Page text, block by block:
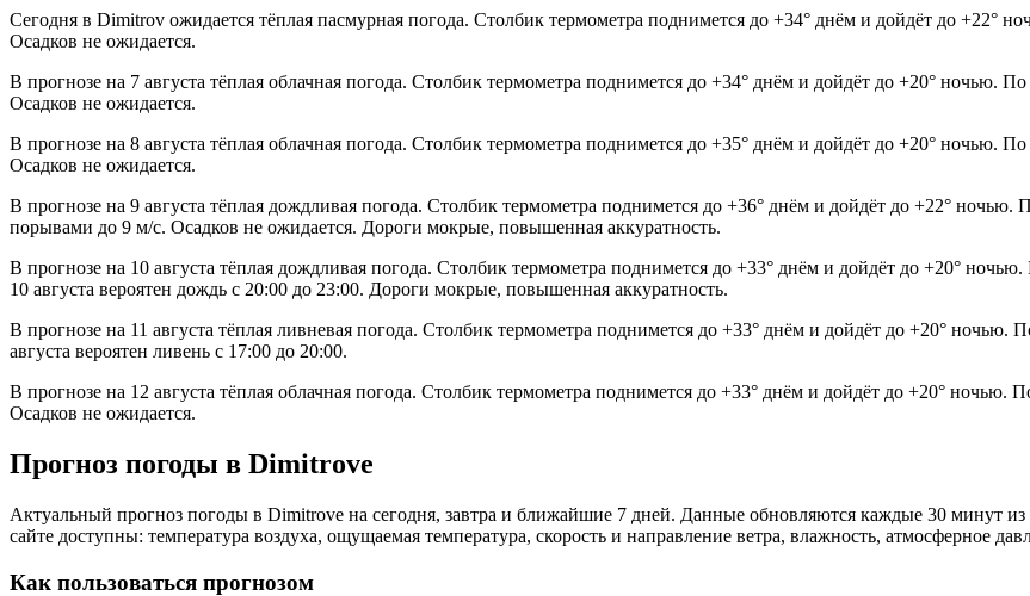
Сегодня в Dimitrov ожидается тёплая пасмурная погода. Столбик термометра поднимется до +34° днём и дойдёт до +22°
Осадков не ожидается.
В прогнозе на 7 августа тёплая облачная погода. Столбик термометра поднимется до +34° днём и дойдёт до +20° ночью.
Осадков не ожидается.
В прогнозе на 8 августа тёплая облачная погода. Столбик термометра поднимется до +35° днём и дойдёт до +20° ночью.
Осадков не ожидается.
В прогнозе на 9 августа тёплая дождливая погода. Столбик термометра поднимется до +36° днём и дойдёт до +22°
порывами до 9 м/с. Осадков не ожидается. Дороги мокрые, повышенная аккуратность.
В прогнозе на 10 августа тёплая дождливая погода. Столбик термометра поднимется до +33° днём и дойдёт до +20°
10 августа вероятен дождь с 20:00 до 23:00. Дороги мокрые, повышенная аккуратность.
В прогнозе на 11 августа тёплая ливневая погода. Столбик термометра поднимется до +33° днём и дойдёт до +20° ночью.
августа вероятен ливень с 17:00 до 20:00.
В прогнозе на 12 августа тёплая облачная погода. Столбик термометра поднимется до +33° днём и дойдёт до +20° ночью.
Осадков не ожидается.
Прогноз погоды в Dimitrovе
Актуальный прогноз погоды в Dimitrovе на сегодня, завтра и ближайшие 7 дней. Данные обновляются каждые 30 минут
сайте доступны: температура воздуха, ощущаемая температура, скорость и направление ветра, влажность, атмосферное
Как пользоваться прогнозом